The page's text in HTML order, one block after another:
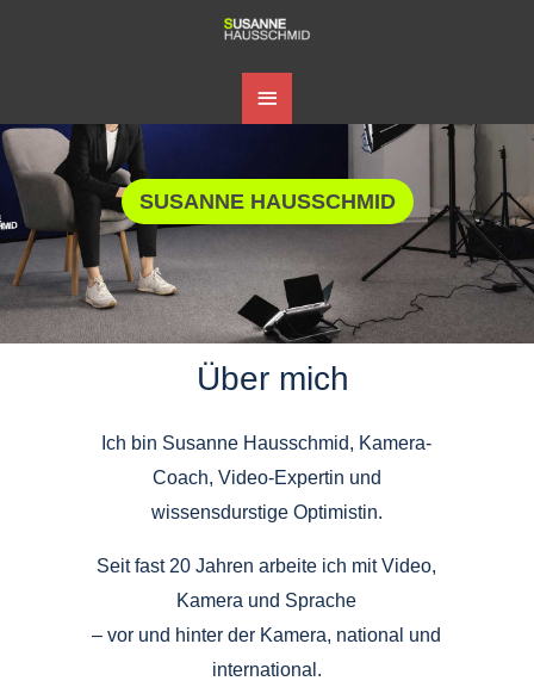
HAUPTMENÜ
SUSANNE HAUSSCHMID
Über mich
Ich bin Susanne Hausschmid, Kamera-
Coach, Video-Expertin und
wissensdurstige Optimistin.
Seit fast 20 Jahren arbeite ich mit Video,
Kamera und Sprache
– vor und hinter der Kamera, national und
international.